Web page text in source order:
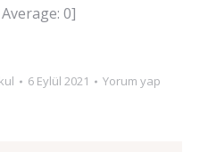
Average: 0]
6 Eylül 2021 Yorum yap